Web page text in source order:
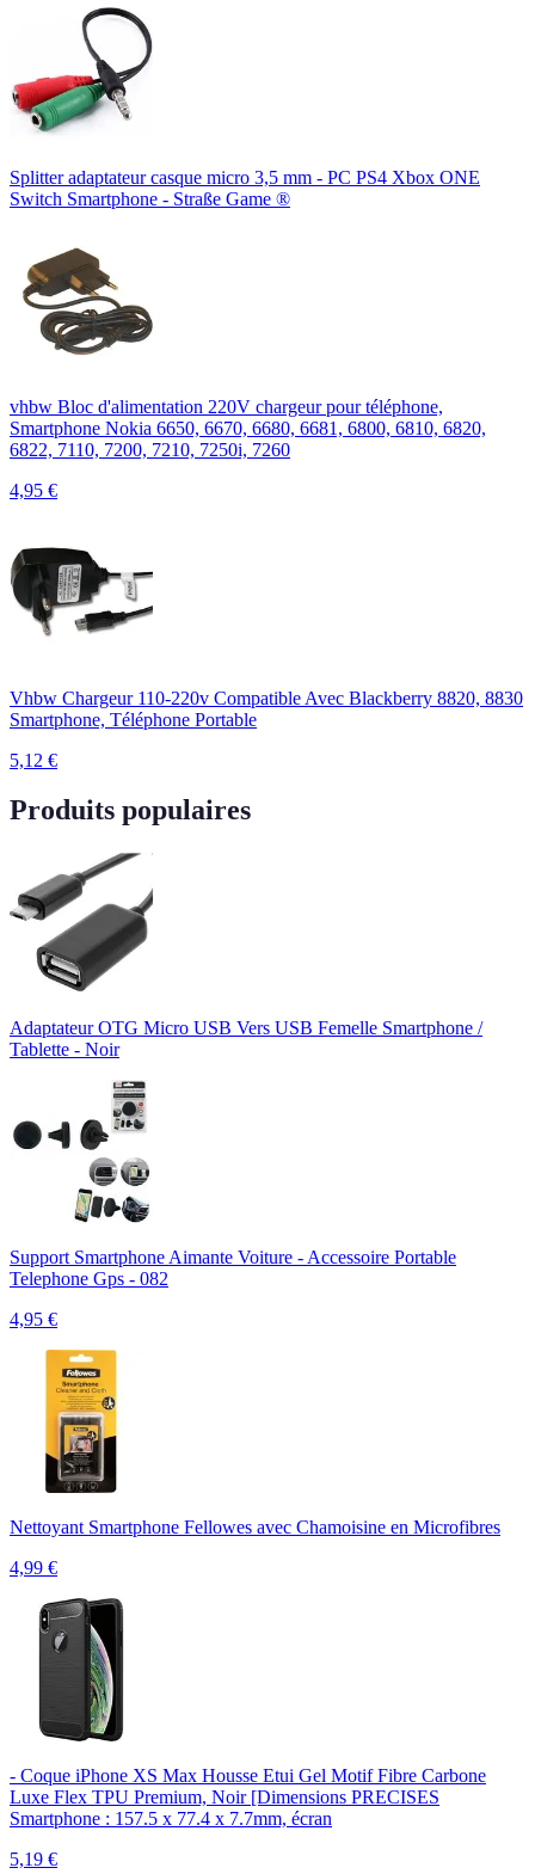
Splitter adaptateur casque micro 3,5 mm - PC PS4 Xbox ONE
Switch Smartphone - Straße Game ®
vhbw Bloc d'alimentation 220V chargeur pour téléphone,
Smartphone Nokia 6650, 6670, 6680, 6681, 6800, 6810, 6820,
6822, 7110, 7200, 7210, 7250i, 7260
4,95 €
Vhbw Chargeur 110-220v Compatible Avec Blackberry 8820, 8830
Smartphone, Téléphone Portable
5,12 €
Produits populaires
Adaptateur OTG Micro USB Vers USB Femelle Smartphone /
Tablette - Noir
Support Smartphone Aimante Voiture - Accessoire Portable
Telephone Gps - 082
4,95 €
Nettoyant Smartphone Fellowes avec Chamoisine en Microfibres
4,99 €
- Coque iPhone XS Max Housse Etui Gel Motif Fibre Carbone
Luxe Flex TPU Premium, Noir [Dimensions PRECISES
Smartphone : 157.5 x 77.4 x 7.7mm, écran
5,19 €